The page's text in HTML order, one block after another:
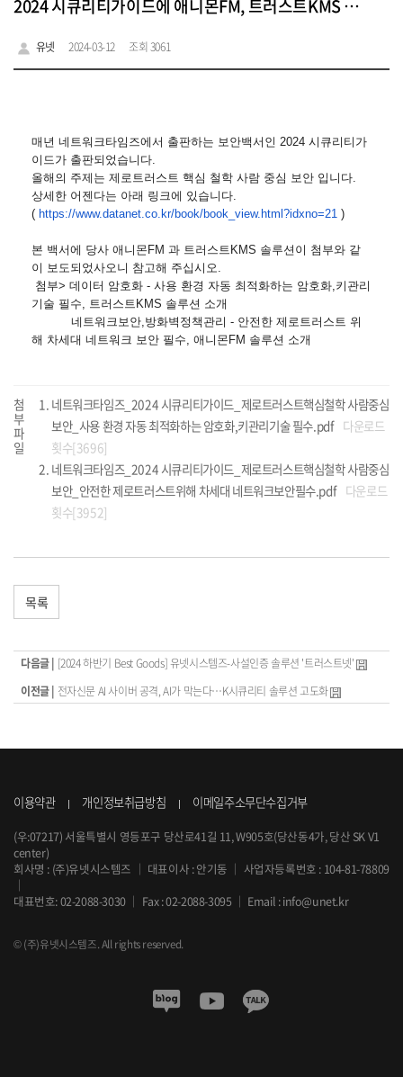
2024 시큐리티가이드에 애니몬FM, 트러스트KMS 솔루션 보도
유넷 2024-03-12 조회 3061
매년 네트워크타임즈에서 출판하는 보안백서인 2024 시큐리티가
이드가 출판되었습니다.
올해의 주제는 제로트러스트 핵심 철학 사람 중심 보안 입니다.
상세한 어젠다는 아래 링크에 있습니다.
( https://www.datanet.co.kr/book/book_view.html?idxno=21 )
본 백서에 당사 애니몬FM 과 트러스트KMS 솔루션이 첨부와 같
이 보도되었사오니 참고해 주십시오.
첨부> 데이터 암호화 - 사용 환경 자동 최적화하는 암호화,키관리
기술 필수, 트러스트KMS 솔루션 소개
네트워크보안,방화벽정책관리 - 안전한 제로트러스트 위
해 차세대 네트워크 보안 필수, 애니몬FM 솔루션 소개
첨
부
파
일
네트워크타임즈_2024 시큐리티가이드_제로트러스트핵심철학 사람중심
보안_사용 환경 자동 최적화하는 암호화,키관리기술 필수.pdf 다운로드
횟수[3696]
네트워크타임즈_2024 시큐리티가이드_제로트러스트핵심철학 사람중심
보안_안전한 제로트러스트위해 차세대 네트워크보안필수.pdf 다운로드
횟수[3952]
목록
다음글 | [2024 하반기 Best Goods] 유넷시스템즈-사설인증 솔루션 '트러스트넷'
이전글 | 전자신문 AI 사이버 공격, AI가 막는다…K시큐리티 솔루션 고도화
이용약관 개인정보취급방침
이메일주소무단수집거부
(우:07217) 서울특별시 영등포구 당산로41길 11, W905호(당산동4가, 당산 SK V1
center)
회사명 : (주)유넷시스템즈 ｜ 대표이사 : 안기동 ｜ 사업자등록번호 : 104-81-78809
｜
대표번호:02-2088-3030｜ Fax : 02-2088-3095 ｜ Email :info@unet.kr
© (주)유넷시스템즈. All rights reserved.